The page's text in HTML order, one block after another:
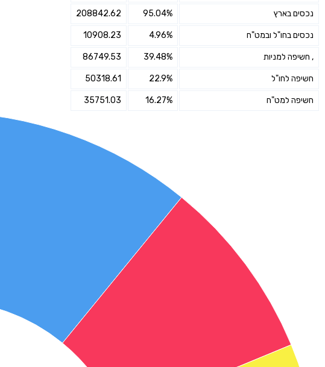
נכסים בארץ 95.04%
208842.62
נכסים בחו"ל ובמט"ח 4.96%
10908.23
, חשיפה למניות 39.48%
86749.53
חשיפה לחו"ל 22.9%
50318.61
חשיפה למט"ח 16.27%
35751.03